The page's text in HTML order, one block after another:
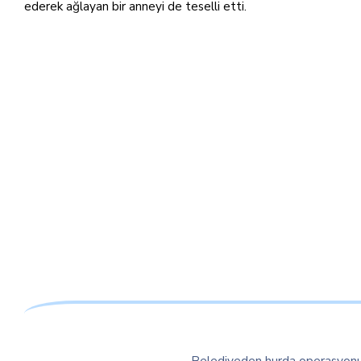
ederek ağlayan bir anneyi de teselli etti.